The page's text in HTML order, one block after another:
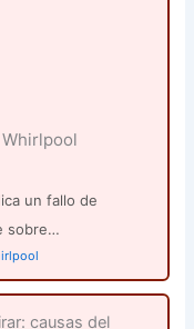
un fallo de
sobre…